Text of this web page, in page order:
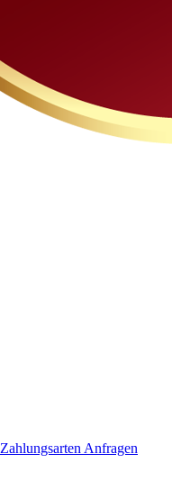
Zahlungsarten Anfragen